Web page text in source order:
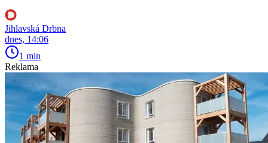
Jihlavská Drbna
dnes, 14:06
1 min
Reklama